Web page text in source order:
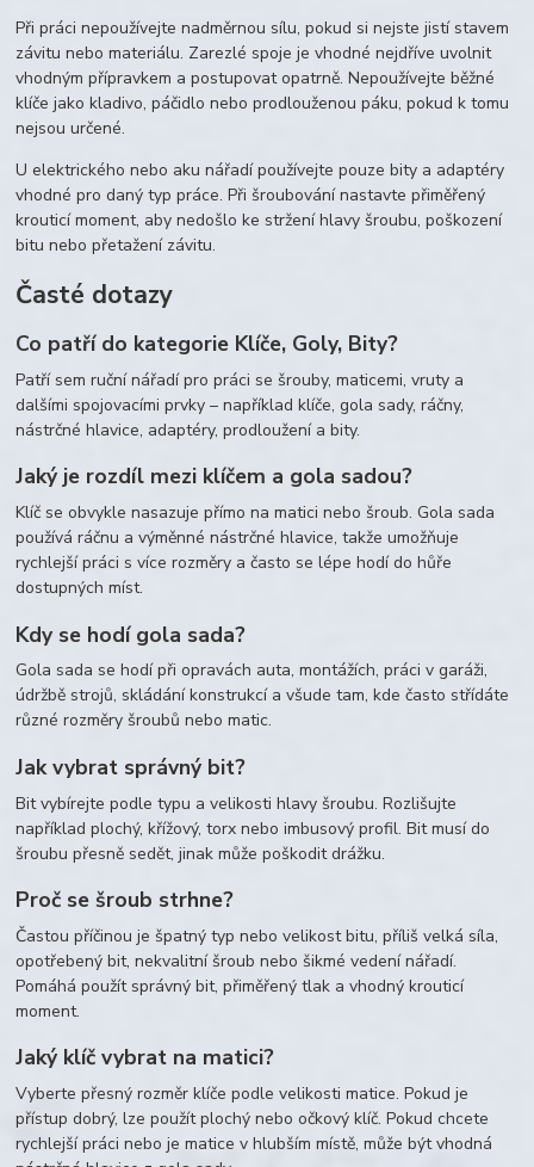
Při práci nepoužívejte nadměrnou sílu, pokud si nejste jistí stavem
závitu nebo materiálu. Zarezlé spoje je vhodné nejdříve uvolnit
vhodným přípravkem a postupovat opatrně. Nepoužívejte běžné
klíče jako kladivo, páčidlo nebo prodlouženou páku, pokud k tomu
nejsou určené.
U elektrického nebo aku nářadí používejte pouze bity a adaptéry
vhodné pro daný typ práce. Při šroubování nastavte přiměřený
krouticí moment, aby nedošlo ke stržení hlavy šroubu, poškození
bitu nebo přetažení závitu.
Časté dotazy
Co patří do kategorie Klíče, Goly, Bity?
Patří sem ruční nářadí pro práci se šrouby, maticemi, vruty a
dalšími spojovacími prvky – například klíče, gola sady, ráčny,
nástrčné hlavice, adaptéry, prodloužení a bity.
Jaký je rozdíl mezi klíčem a gola sadou?
Klíč se obvykle nasazuje přímo na matici nebo šroub. Gola sada
používá ráčnu a výměnné nástrčné hlavice, takže umožňuje
rychlejší práci s více rozměry a často se lépe hodí do hůře
dostupných míst.
Kdy se hodí gola sada?
Gola sada se hodí při opravách auta, montážích, práci v garáži,
údržbě strojů, skládání konstrukcí a všude tam, kde často střídáte
různé rozměry šroubů nebo matic.
Jak vybrat správný bit?
Bit vybírejte podle typu a velikosti hlavy šroubu. Rozlišujte
například plochý, křížový, torx nebo imbusový profil. Bit musí do
šroubu přesně sedět, jinak může poškodit drážku.
Proč se šroub strhne?
Častou příčinou je špatný typ nebo velikost bitu, příliš velká síla,
opotřebený bit, nekvalitní šroub nebo šikmé vedení nářadí.
Pomáhá použít správný bit, přiměřený tlak a vhodný krouticí
moment.
Jaký klíč vybrat na matici?
Vyberte přesný rozměr klíče podle velikosti matice. Pokud je
přístup dobrý, lze použít plochý nebo očkový klíč. Pokud chcete
rychlejší práci nebo je matice v hlubším místě, může být vhodná